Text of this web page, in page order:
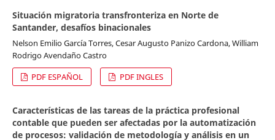
Situación migratoria transfronteriza en Norte de
Santander, desafíos binacionales
Nelson Emilio García Torres, Cesar Augusto Panizo Cardona, William
Rodrigo Avendaño Castro
PDF ESPAÑOL
PDF INGLES
Características de las tareas de la práctica profesional
contable que pueden ser afectadas por la automatización
de procesos: validación de metodología y análisis en un